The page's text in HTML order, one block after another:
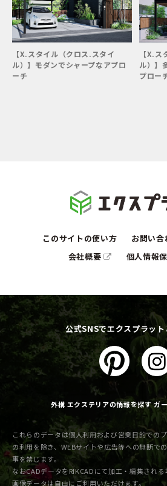
【X.スタイル（クロス.スタイ
ル）】モダンでシャープなアプロ
ーチ
【X.
ル）】
プロー
このサイトの使い方 お問い合
会社概要
個人情報
公式SNSでエクスプラット
外構 エクステリアの情報を探す ガ
これらのデータは個人利用および営業目的での
の利用を除き、WEBサイトや広告等への無断で
事を禁じます。
なおCADデータをRIKCADにて加工・編集され
画像データは自由にご利用いただけます。